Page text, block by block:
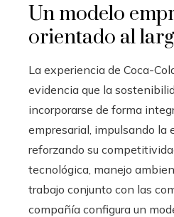
Un modelo
orientado al
La experiencia de Coca-
evidencia que la
incorporarse de forma
empresarial, impulsando la
reforzando su
tecnológica, manejo
trabajo conjunto con las
compañía configura un